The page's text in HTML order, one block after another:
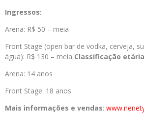
Ingressos:
Arena: R$ 50 – meia
Front Stage (open bar de vodka, cerveja,
água): R$ 130 – meia Classificação etária
Arena: 14 anos
Front Stage: 18 anos
Mais informações e vendas: